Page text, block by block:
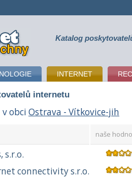
Katalog
INTERNET
internetu
obci Ostrava - Vítkovice-jih
naše
s.r.o.
connectivity s.r.o.